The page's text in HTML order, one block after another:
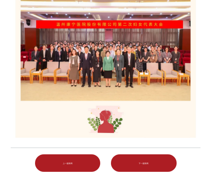
上一篇新闻 下一篇新闻